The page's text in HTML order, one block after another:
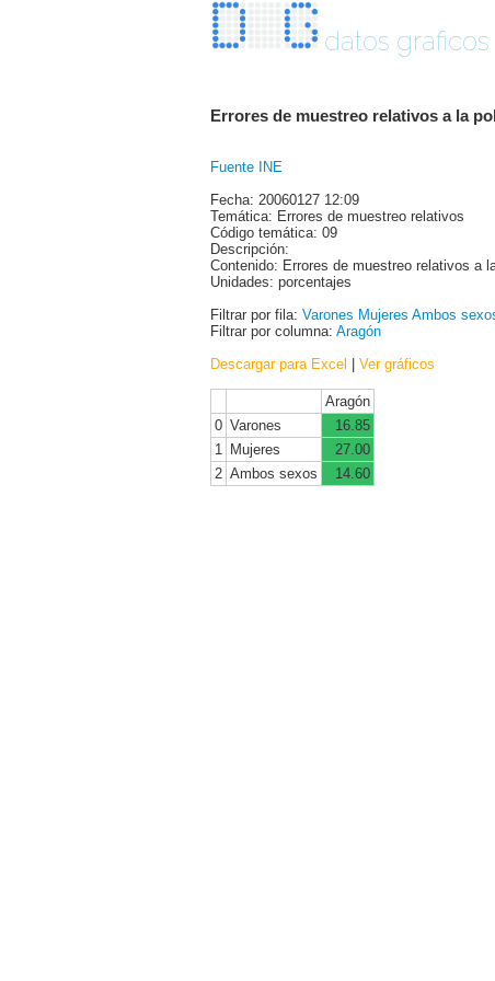
datos graficos
Errores de muestreo relativos a la
Fuente INE
Fecha: 20060127 12:09
Temática: Errores de muestreo relativos
Código temática: 09
Descripción:
Contenido: Errores de muestreo relativos a
Unidades: porcentajes
Filtrar por fila: Varones Mujeres Ambos
Filtrar por columna: Aragón
Descargar para Excel | Ver gráficos
Aragón
0 Varones
16.85
1
Mujeres
27.00
2 Ambos sexos 14.60